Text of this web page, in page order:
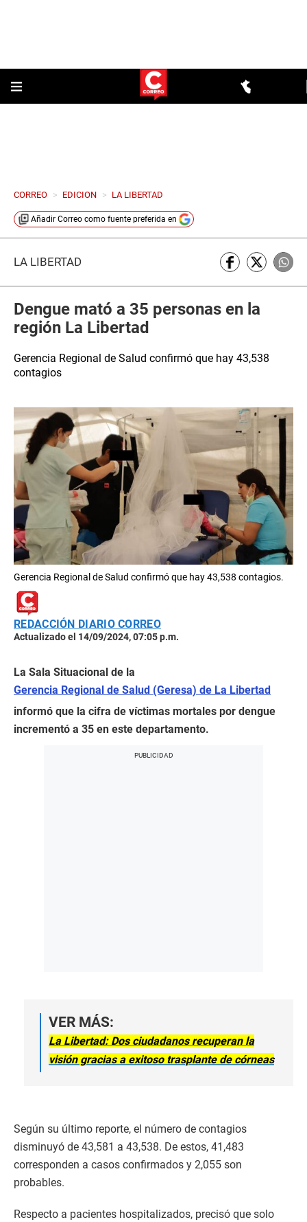
CORREO > EDICION > LA LIBERTAD
Añadir Correo como fuente preferida en
LA LIBERTAD
Dengue mató a 35 personas en la
región La Libertad
Gerencia Regional de Salud confirmó que hay 43,538
contagios
Gerencia Regional de Salud confirmó que hay 43,538 contagios.
REDACCIÓN DIARIO CORREO
Actualizado el 14/09/2024, 07:05 p.m.
La Sala Situacional de la
Gerencia Regional de Salud (Geresa) de La Libertad
informó que la cifra de víctimas mortales por dengue
incrementó a 35 en este departamento.
VER MÁS:
La Libertad: Dos ciudadanos recuperan la
visión gracias a exitoso trasplante de córneas
Según su último reporte, el número de contagios
disminuyó de 43,581 a 43,538. De estos, 41,483
corresponden a casos confirmados y 2,055 son
probables.
Respecto a pacientes hospitalizados, precisó que solo